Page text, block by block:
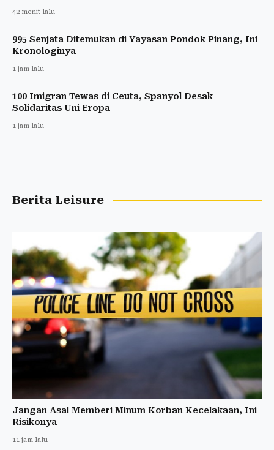
42 menit lalu
995 Senjata Ditemukan di Yayasan Pondok Pinang, Ini
Kronologinya
1 jam lalu
100 Imigran Tewas di Ceuta, Spanyol Desak
Solidaritas Uni Eropa
1 jam lalu
Berita Leisure
Jangan Asal Memberi Minum Korban Kecelakaan, Ini
Risikonya
11 jam lalu